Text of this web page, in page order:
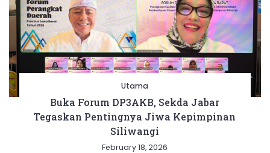
Utama
Buka Forum DP3AKB, Sekda Jabar
Tegaskan Pentingnya Jiwa Kepimpinan
Siliwangi
February 18, 2026